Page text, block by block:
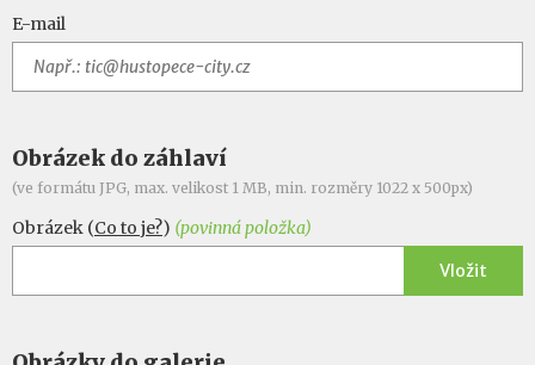
E-mail
Obrázek do záhlaví
(ve formátu JPG, max. velikost 1 MB, min. rozměry 1022 x 500px)
Obrázek (Co to je?) (povinná položka)
Vložit